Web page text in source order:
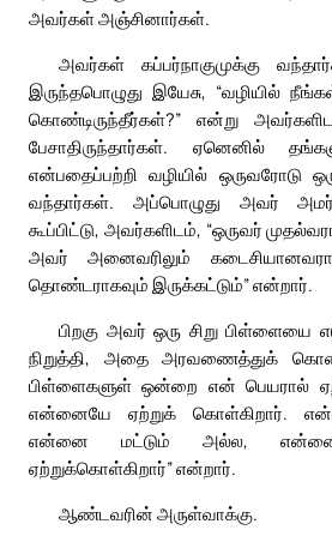
அவர்கள் அஞ்சினார்கள்.
அவர்கள் கப்பர்நாகுமுக்கு
இருந்தபொழுது இயேசு, “வழியில்
கொண்டிருந்தீர்கள்?” என்று
பேசாதிருந்தார்கள். ஏனெனில்
என்பதைப்பற்றி வழியில் ஒருவரோடு
வந்தார்கள். அப்பொழுது அவர்
கூப்பிட்டு, அவர்களிடம், “ஒருவர்
அவர் அனைவரிலும்
தொண்டராகவும் இருக்கட்டும்” என்றார்.
பிறகு அவர் ஒரு சிறு பிள்ளையை
நிறுத்தி, அதை அரவணைத்துக்
பிள்ளைகளுள் ஒன்றை என் பெயரால்
என்னையே ஏற்றுக் கொள்கிறார்.
என்னை மட்டும் அல்ல, என்னை
ஏற்றுக்கொள்கிறார்” என்றார்.
ஆண்டவரின் அருள்வாக்கு.